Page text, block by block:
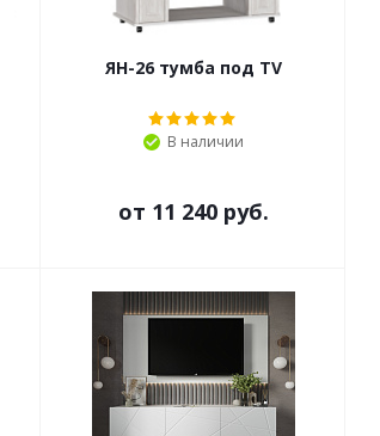
ЯН-26 тумба под TV
В наличии
от 11 240 руб.